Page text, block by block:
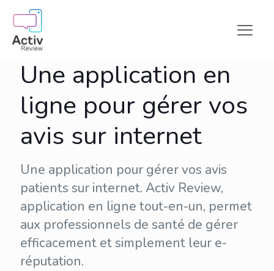
Une application en
ligne pour gérer vos
avis sur internet
Une application pour gérer vos avis
patients sur internet. Activ Review,
application en ligne tout-en-un, permet
aux professionnels de santé de gérer
efficacement et simplement leur e-
réputation.